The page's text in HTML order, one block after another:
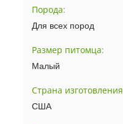
Порода:
Для всех пород
Размер питомца:
Малый
Страна изготовления
США